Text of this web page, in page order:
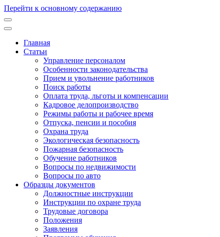
Перейти к основному содержанию
Основная
навигация
Главная
Статьи
Управление персоналом
Особенности законодательства
Прием и увольнение работников
Поиск работы
Оплата труда, льготы и компенсации
Кадровое делопроизводство
Режимы работы и рабочее время
Отпуска, пенсии и пособия
Охрана труда
Экологическая безопасность
Пожарная безопасность
Обучение работников
Вопросы по недвижимости
Вопросы по авто
Образцы документов
Должностные инструкции
Инструкции по охране труда
Трудовые договора
Положения
Заявления